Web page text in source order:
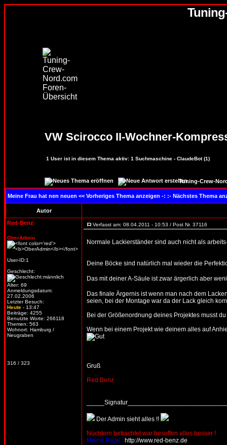
VW Scirocco II-Wochner-
1 User ist in diesem Thema aktiv: 1 Suchmaschine - ClaudeBot (1)
Tuning-Crew-
Meine Frau hat nen neuen << Vorheriges Thema anzeigen -: :- Nächstes Thema
Autor
Red-Benz
OberAdmin
User-ID:1
Geschlecht:
Alter: 69
Anmeldungsdatum:
27.02.2006
Letzter Besuch:
Heute - 13:47
Beiträge: 4255
Benutzte Worte: 266118
Themen: 563
Wohnort: Hamburg /
Neugraben
316 / 323
Verfasst am: 08.04.2011 - 10:53 / Post Nr. 37116
Normale Lackierständer sind auch nicht als
Deine Böcke sind natürlich mal wieder die
Das mit deiner A-Säule ist zwar ärgerlich aber
Das finale Ärgernis ist wenn man nach dem
seien, bei der Montage war da der Lack gleich
Bei der Größenordnung deines Projektes musst
Wenn bei einem Projekt wie deinem alles auf
Gruß
Red Benz
Der Admin sieht alles !!
Nüchtern betrachtet war besoffen alles besser !
Meine Page : http://www.red-benz.de